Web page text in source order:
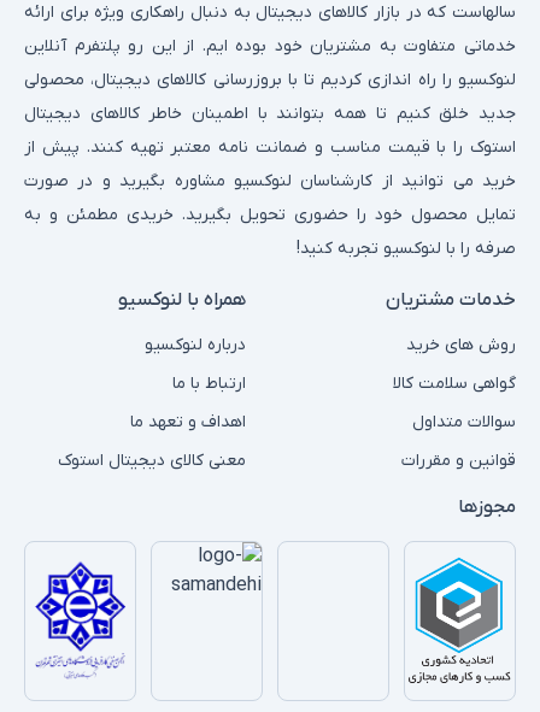
سالهاست که در بازار کالاهای دیجیتال به دنبال راهکاری ویژه برای ارائه
خدماتی متفاوت به مشتریان خود بوده ایم. از این رو پلتفرم آنلاین
لنوکسیو را راه اندازی کردیم تا با بروزرسانی کالاهای دیجیتال، محصولی
جدید خلق کنیم تا همه بتوانند با اطمینان خاطر کالاهای دیجیتال
استوک را با قیمت مناسب و ضمانت نامه معتبر تهیه کنند. پیش از
خرید می توانید از کارشناسان لنوکسیو مشاوره بگیرید و در صورت
تمایل محصول خود را حضوری تحویل بگیرید. خریدی مطمئن و به
صرفه را با لنوکسیو تجربه کنید!
خدمات مشتریان
روش های خرید
گواهی سلامت کالا
سوالات متداول
قوانین و مقررات
همراه با لنوکسیو
درباره لنوکسیو
ارتباط با ما
اهداف و تعهد ما
معنی کالای دیجیتال استوک
مجوزها